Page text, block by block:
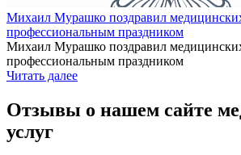
Михаил Мурашко поздравил
профессиональным праздником
Михаил Мурашко поздравил
профессиональным праздником
Читать далее
Отзывы о нашем сайте
услуг